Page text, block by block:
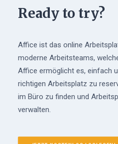
Ready to try?
Affice ist das online
moderne Arbeitsteams,
Affice ermöglicht es, einfach
richtigen Arbeitsplatz zu
im Büro zu finden und
verwalten.